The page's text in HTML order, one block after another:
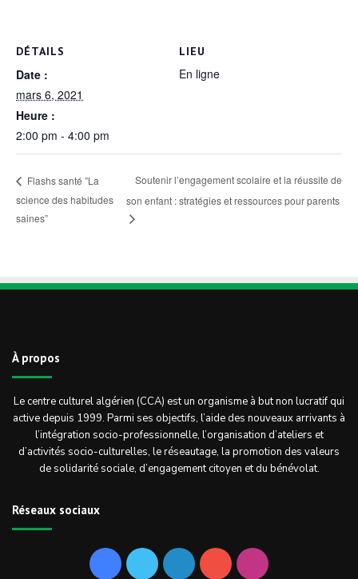
DÉTAILS
Date :
mars 6, 2021
Heure :
2:00 pm - 4:00 pm
LIEU
En ligne
Flashs santé ”La
science des habitudes
saines”
Soutenir l’engagement scolaire et la réussite de
son enfant : stratégies et ressources pour parents
À propos
Le centre culturel algérien (CCA) est un organisme à but non lucratif qui
active depuis 1999. Parmi ses objectifs, l’aide des nouveaux arrivants à
l’intégration socio-professionnelle, l’organisation d’ateliers et
d’activités socio-culturelles, le réseautage, la promotion des valeurs
de solidarité sociale, d’engagement citoyen et du bénévolat.
Réseaux sociaux
FacebookTwitter LinkedinYouTubeInstagram